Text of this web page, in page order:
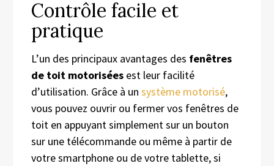
Contrôle facile et
pratique
L’un des principaux avantages des fenêtres
de toit motorisées est leur facilité
d’utilisation. Grâce à un système motorisé,
vous pouvez ouvrir ou fermer vos fenêtres de
toit en appuyant simplement sur un bouton
sur une télécommande ou même à partir de
votre smartphone ou de votre tablette, si